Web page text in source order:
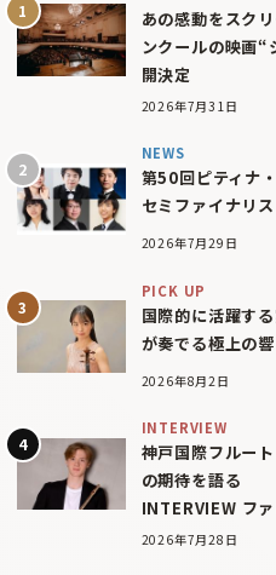
あの感動をスク
ンクールの映画
開決定
2026年7月31日
NEWS
第50回ピティナ
セミファイナリ
2026年7月29日
PICK UP
国際的に活躍す
が奏でる極上の
2026年8月2日
INTERVIEW
神戸国際フルー
の期待を語る
INTERVIEW フ
2026年7月28日